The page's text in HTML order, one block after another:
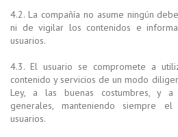
4.2. La compañía no asume ningún
ni de vigilar los contenidos e
usuarios.
4.3. El usuario se compromete a
contenido y servicios de un modo
Ley, a las buenas costumbres, y a
generales, manteniendo siempre
usuarios.